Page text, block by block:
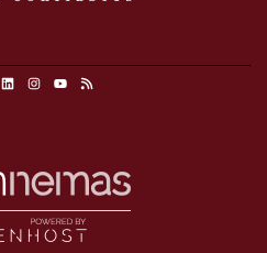
LinkedinInstagram